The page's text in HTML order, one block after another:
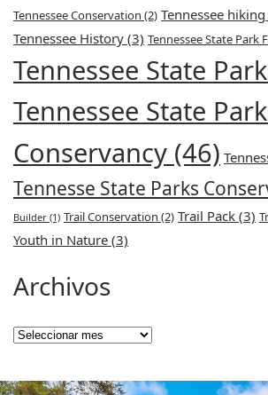
Tennessee Conservation (2) Tennessee
Tennessee History (3) Tennessee State Park
Tennessee State
Tennessee State
Conservancy (46)
Tennesse State Parks
Builder (1) Trail Conservation (2) Trail Pack (3)
Youth in Nature (3)
Archivos
Archivos